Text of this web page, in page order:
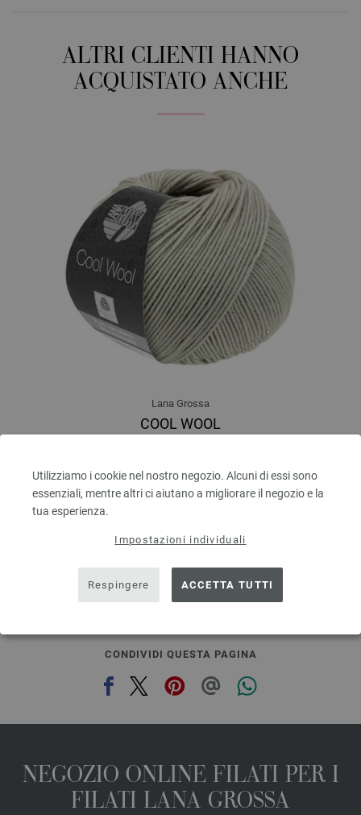
Utilizziamo i cookie nel nostro negozio. Alcuni di essi sono
essenziali, mentre altri ci aiutano a migliorare il negozio e la
tua esperienza.
Impostazioni individuali
Respingere ACCETTA TUTTI
ALTRI CLIENTI HANNO
ACQUISTATO ANCHE
Lana Grossa
COOL WOOL
Dimensioni d’aghi: 3 - 3,5
5,46 €
CONDIVIDI QUESTA PAGINA
NEGOZIO ONLINE FILATI PER I
FILATI LANA GROSSA